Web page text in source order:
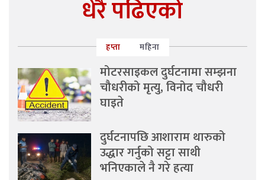
धेरै पढिएको
हप्ता महिना
मोटरसाइकल दुर्घटनामा सम्झना
चौधरीको मृत्यु, विनोद चौधरी
घाइते
दुर्घटनापछि आशाराम थारुको
उद्धार गर्नुको सट्टा साथी
भनिएकाले नै गरे हत्या